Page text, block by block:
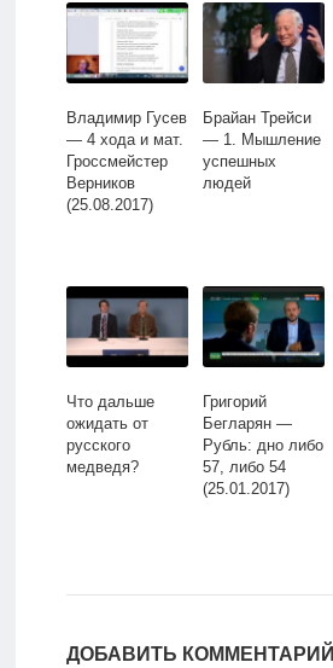
Владимир Гусев
— 4 хода и мат.
Гроссмейстер
Верников
(25.08.2017)
Брайан Трейси
— 1. Мышление
успешных
людей
Что дальше
ожидать от
русского
медведя?
Григорий
Бегларян —
Рубль: дно либо
57, либо 54
(25.01.2017)
ДОБАВИТЬ КОММЕНТАРИЙ